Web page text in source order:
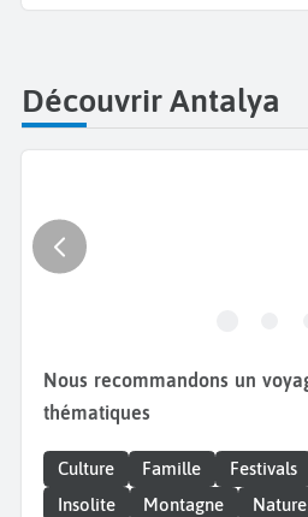
Découvrir Antalya
Nous recommandons un voyage à Antalya pour ces
thématiques
Culture Famille Festivals
Insolite
Montagne Nature